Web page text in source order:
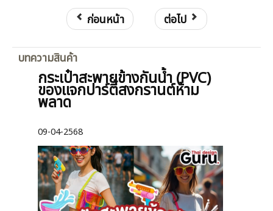
ก่อนหน้า ต่อไป
บทความสินค้า
กระเป๋าสะพายข้างกันน้ำ (PVC)
ของแจกปาร์ตี้สงกรานต์ห้าม
พลาด
09-04-2568